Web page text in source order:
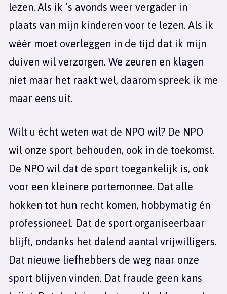
lezen. Als ik ’s avonds weer vergader in
plaats van mijn kinderen voor te lezen. Als ik
wéér moet overleggen in de tijd dat ik mijn
duiven wil verzorgen. We zeuren en klagen
niet maar het raakt wel, daarom spreek ik me
maar eens uit.
Wilt u écht weten wat de NPO wil? De NPO
wil onze sport behouden, ook in de toekomst.
De NPO wil dat de sport toegankelijk is, ook
voor een kleinere portemonnee. Dat alle
hokken tot hun recht komen, hobbymatig én
professioneel. Dat de sport organiseerbaar
blijft, ondanks het dalend aantal vrijwilligers.
Dat nieuwe liefhebbers de weg naar onze
sport blijven vinden. Dat fraude geen kans